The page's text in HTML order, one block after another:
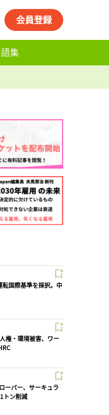
会員登録
集
転国際基準を採択。中
権・環境被害、ワー
ーバー、サーキュラ
トン削減